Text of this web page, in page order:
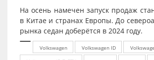
На осень намечен запуск продаж
в Китае и странах Европы. До
рынка седан доберётся в 2024 году.
Volkswagen Volkswagen ID